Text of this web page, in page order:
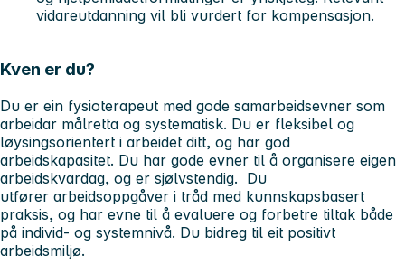
vidareutdanning vil bli vurdert for kompensasjon.
Kven er du?
Du er ein fysioterapeut med gode samarbeidsevner som
arbeidar målretta og systematisk. Du er fleksibel og
løysingsorientert i arbeidet ditt, og har god
arbeidskapasitet. Du har gode evner til å organisere eigen
arbeidskvardag, og er sjølvstendig. Du
utfører arbeidsoppgåver i tråd med kunnskapsbasert
praksis, og har evne til å evaluere og forbetre tiltak både
på individ- og systemnivå. Du bidreg til eit positivt
arbeidsmiljø.